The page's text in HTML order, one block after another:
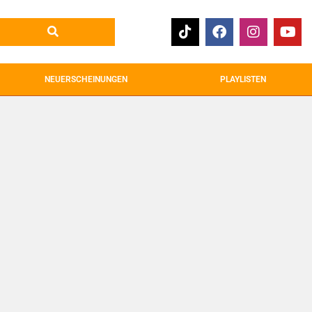
NEUERSCHEINUNGEN PLAYLISTEN